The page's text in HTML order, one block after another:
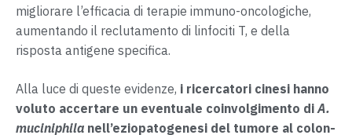
migliorare l’efficacia di terapie immuno-oncologiche,
aumentando il reclutamento di linfociti T, e della
risposta antigene specifica.
Alla luce di queste evidenze, i ricercatori cinesi hanno
voluto accertare un eventuale coinvolgimento diA.
muciniphila nell’eziopatogenesi del tumore al colon-